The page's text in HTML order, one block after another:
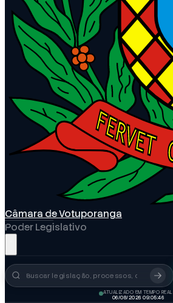
Câmara de Votuporanga
Poder Legislativo
Busca no portal
ATUALIZADO EM TEMPO REAL
06/08/2026 09:05:46